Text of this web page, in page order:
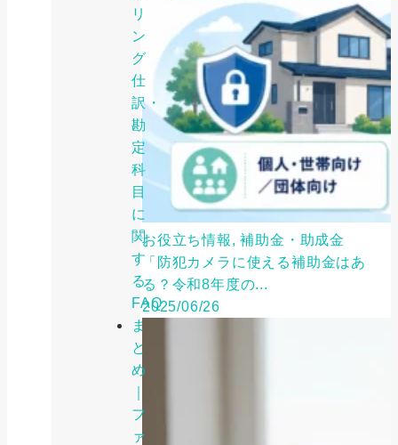
リ
ン
グ
仕
訳・
勘
定
科
目
に
関
す
る
FAQ
ま
と
め
フ
ァ
お役立ち情報, 補助金・助成金
「防犯カメラに使える補助金はあ
る？令和8年度の...
2025/06/26